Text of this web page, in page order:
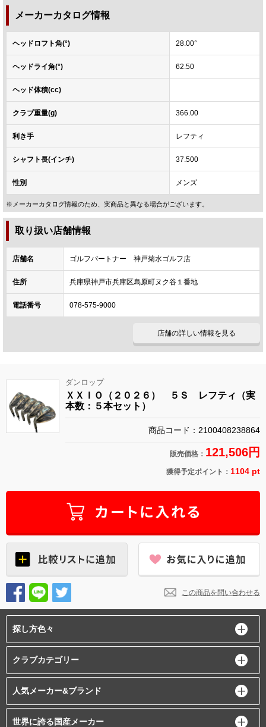
メーカーカタログ情報
ヘッドロフト角(°) 28.00°
ヘッドライ角(°) 62.50
ヘッド体積(cc)
クラブ重量(g) 366.00
利き手 レフティ
シャフト長(インチ) 37.500
性別 メンズ
※メーカーカタログ情報のため、実商品と異なる場合がございます。
取り扱い店舗情報
店舗名 ゴルフパートナー 神戸菊水ゴルフ店
住所 兵庫県神戸市兵庫区烏原町ヌク谷１番地
電話番号 078-575-9000
店舗の詳しい情報を見る
ダンロップ
ＸＸＩＯ（２０２６） ５Ｓ レフティ（実
本数：５本セット）
商品コード：2100408238864
販売価格： 121,506円
獲得予定ポイント： 1104 pt
この商品を問い合わせる
探し方色々
クラブカテゴリー
人気メーカー&ブランド
世界に誇る国産メーカー